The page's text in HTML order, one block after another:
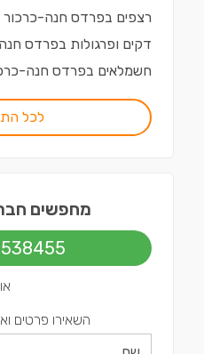
רצפים בפרדס חנה-כרכור
דקים ופרגולות בפרדס
חשמלאים בפרדס חנה-
לכל
מחפשים
או
השאירו פרטים